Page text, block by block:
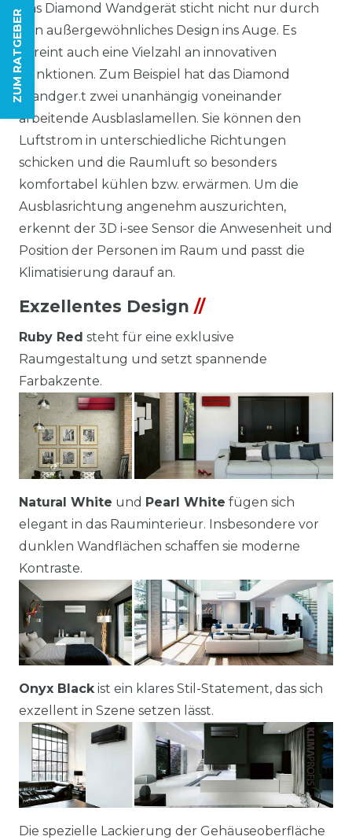
ZUM RATGEBERDas Diamond Wandgerät sticht nicht nur durch
sein außergewöhnliches Design ins Auge. Es
vereint auch eine Vielzahl an innovativen
Funktionen. Zum Beispiel hat das Diamond
Wandger.t zwei unanhängig voneinander
arbeitende Ausblaslamellen. Sie können den
Luftstrom in unterschiedliche Richtungen
schicken und die Raumluft so besonders
komfortabel kühlen bzw. erwärmen. Um die
Ausblasrichtung angenehm auszurichten,
erkennt der 3D i-see Sensor die Anwesenheit und
Position der Personen im Raum und passt die
Klimatisierung darauf an.
Exzellentes Design //
Ruby Red steht für eine exklusive
Raumgestaltung und setzt spannende
Farbakzente.
Natural White und Pearl White fügen sich
elegant in das Rauminterieur. Insbesondere vor
dunklen Wandflächen schaffen sie moderne
Kontraste.
Onyx Black ist ein klares Stil-Statement, das sich
exzellent in Szene setzen lässt.
Die spezielle Lackierung der Gehäuseoberfläche